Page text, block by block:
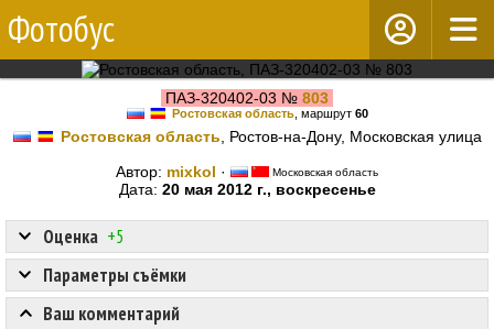
Фотобус
ПАЗ-320402-03 № 803
Ростовская область, маршрут 60
Ростовская область , Ростов-на-Дону, Московская улица
Автор: mixkol · Московская область
Дата: 20 мая 2012 г., воскресенье
Оценка +5
Параметры съёмки
Ваш комментарий